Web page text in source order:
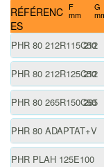
RÉFÉRENC
ES
F
mm
G
PHR 80 212R115C50
212
PHR 80 212R125C50
212
PHR 80 265R150C50
265
PHR 80 ADAPTAT+V
PHR PLAH 125E100